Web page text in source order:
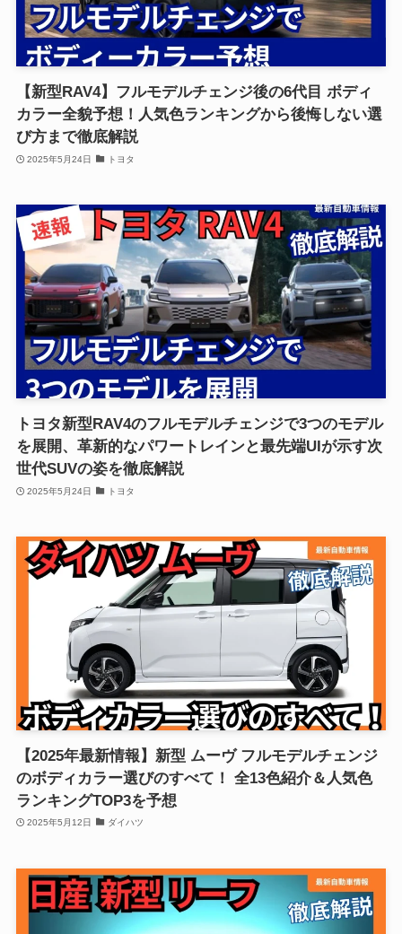
【新型RAV4】フルモデルチェンジ後の6代目 ボディ
カラー全貌予想！人気色ランキングから後悔しない選
び方まで徹底解説
2025年5月24日 トヨタ
トヨタ新型RAV4のフルモデルチェンジで3つのモデル
を展開、革新的なパワートレインと最先端UIが示す次
世代SUVの姿を徹底解説
2025年5月24日 トヨタ
【2025年最新情報】新型 ムーヴ フルモデルチェンジ
のボディカラー選びのすべて！ 全13色紹介＆人気色
ランキングTOP3を予想
2025年5月12日 ダイハツ